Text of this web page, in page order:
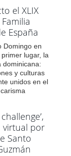
el XLIX
España
Domingo en
lugar, la
dominicana:
y culturas
unidos en el
virtual por
Santo